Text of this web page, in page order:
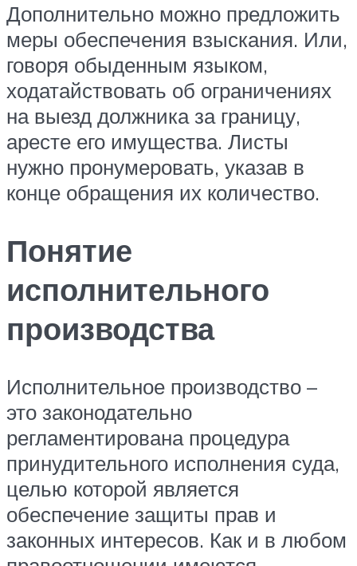
Дополнительно можно предложить
меры обеспечения взыскания. Или,
говоря обыденным языком,
ходатайствовать об ограничениях
на выезд должника за границу,
аресте его имущества. Листы
нужно пронумеровать, указав в
конце обращения их количество.
Понятие
исполнительного
производства
Исполнительное производство –
это законодательно
регламентирована процедура
принудительного исполнения суда,
целью которой является
обеспечение защиты прав и
законных интересов. Как и в любом